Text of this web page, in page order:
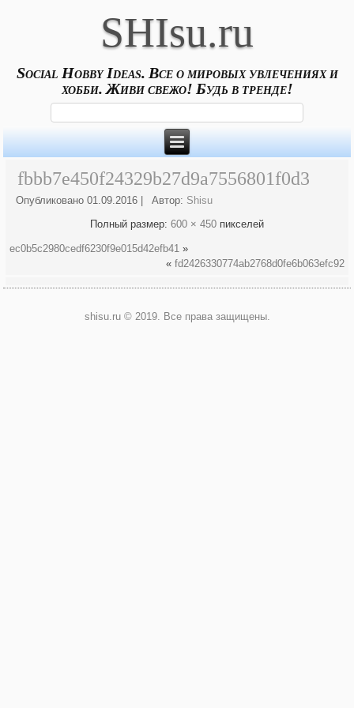
SHIsu.ru
Social Hobby Ideas. Все о мировых увлечениях и
хобби. Живи свежо! Будь в тренде!
fbbb7e450f24329b27d9a7556801f0d3
Опубликовано 01.09.2016 Автор: Shisu
Полный размер: 600 × 450 пикселей
ec0b5c2980cedf6230f9e015d42efb41 »
« fd2426330774ab2768d0fe6b063efc92
shisu.ru © 2019. Все права защищены.